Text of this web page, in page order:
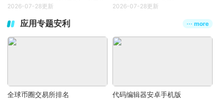
2026-07-28更新 2026-07-28更新
应用专题安利 ··· more
全球币圈交易所排名 代码编辑器安卓手机版